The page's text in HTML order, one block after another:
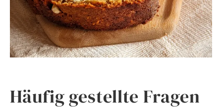
Häufig gestellte Fragen